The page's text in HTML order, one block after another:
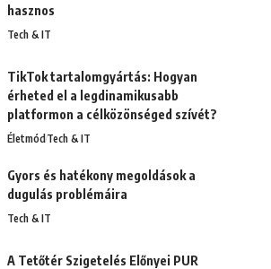
hasznos
Tech & IT
TikTok tartalomgyártás: Hogyan
érheted el a legdinamikusabb
platformon a célközönséged szívét?
ÉletmódTech & IT
Gyors és hatékony megoldások a
dugulás problémáira
Tech & IT
A Tetőtér Szigetelés Előnyei PUR